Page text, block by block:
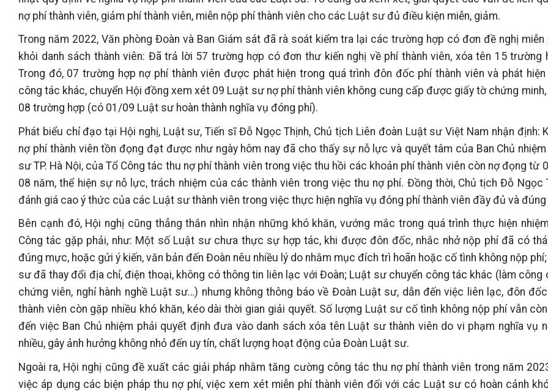
nợ phí thành viên, giảm phí thành viên, miễn nộp phí thành viên cho các Luật sư đủ điều kiện miễn, giảm.
Trong năm 2022, Văn phòng Đoàn và Ban Giám sát đã rà soát kiểm tra lại các trường hợp có đơn đề nghị miễn
khỏi danh sách thành viên: Đã trả lời 57 trường hợp có đơn thư kiến nghị về phí thành viên, xóa tên 15 trường
Trong đó, 07 trường hợp nợ phí thành viên được phát hiện trong quá trình đôn đốc phí thành viên và phát hiện
công tác khác, chuyển Hội đồng xem xét 09 Luật sư nợ phí thành viên không cung cấp được giấy tờ chứng
08 trường hợp (có 01/09 Luật sư hoàn thành nghĩa vụ đóng phí).
Phát biểu chỉ đạo tại Hội nghị, Luật sư, Tiến sĩ Đỗ Ngọc Thịnh, Chủ tịch Liên đoàn Luật sư Việt Nam nhận định:
nợ phí thành viên tồn đọng đạt được như ngày hôm nay đã cho thấy sự nỗ lực và quyết tâm của Ban Chủ
sư TP. Hà Nội, của Tổ Công tác thu nợ phí thành viên trong việc thu hồi các khoản phí thành viên còn nợ đọng từ
08 năm, thể hiện sự nỗ lực, trách nhiệm của các thành viên trong việc thu nợ phí. Đồng thời, Chủ tịch Đỗ Ngọc
đánh giá cao ý thức của các Luật sư thành viên trong việc thực hiện nghĩa vụ đóng phí thành viên đầy đủ và đúng
Bên cạnh đó, Hội nghị cũng thẳng thắn nhìn nhận những khó khăn, vướng mắc trong quá trình thực hiện
Công tác gặp phải, như: Một số Luật sư chưa thực sự hợp tác, khi được đôn đốc, nhắc nhở nộp phí đã có
đúng mực, hoặc gửi ý kiến, văn bản đến Đoàn nêu nhiều lý do nhằm mục đích trì hoãn hoặc cố tình không nộp
sư đã thay đổi địa chỉ, điện thoại, không có thông tin liên lạc với Đoàn; Luật sư chuyển công tác khác (làm công
chứng viên, nghỉ hành nghề Luật sư…) nhưng không thông báo về Đoàn Luật sư, dẫn đến việc liên lạc, đôn
thành viên còn gặp nhiều khó khăn, kéo dài thời gian giải quyết. Số lượng Luật sư cố tình không nộp phí vẫn
đến việc Ban Chủ nhiệm phải quyết định đưa vào danh sách xóa tên Luật sư thành viên do vi phạm nghĩa vụ
nhiều, gây ảnh hưởng không nhỏ đến uy tín, chất lượng hoạt động của Đoàn Luật sư.
Ngoài ra, Hội nghị cũng đề xuất các giải pháp nhằm tăng cường công tác thu nợ phí thành viên trong năm
việc áp dụng các biện pháp thu nợ phí, việc xem xét miễn phí thành viên đối với các Luật sư có hoàn cảnh